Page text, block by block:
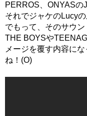
PERROS、ONYASの
それでジャケのLucy
でもって、そのサウン
THE BOYSや
メージを覆す内容に
ね！(O)